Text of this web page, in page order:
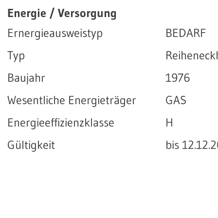
Energie / Versorgung
Ernergieausweistyp
BEDARF
Typ
Baujahr
1976
Wesentliche Energieträger
GAS
Energieeffizienzklasse
H
Gültigkeit
bis